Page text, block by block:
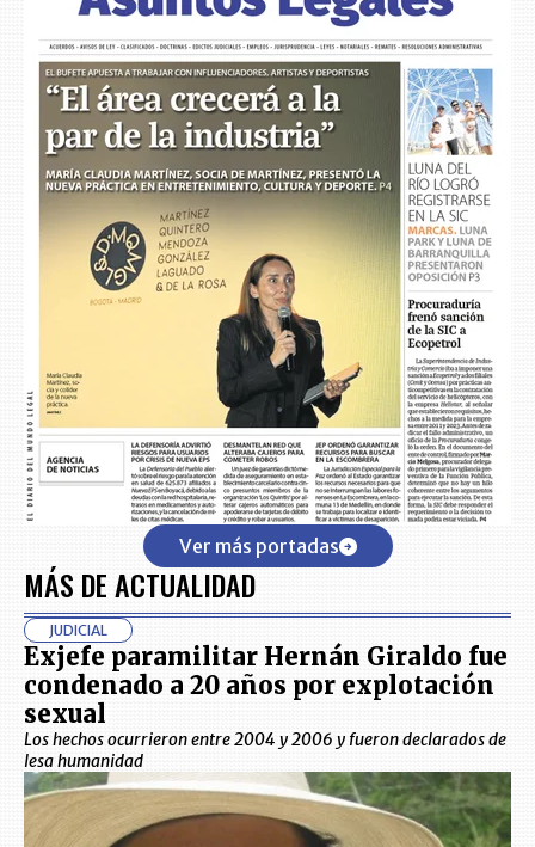
Ver más portadas
MÁS DE ACTUALIDAD
JUDICIAL
Exjefe paramilitar Hernán Giraldo fue
condenado a 20 años por explotación
sexual
Los hechos ocurrieron entre 2004 y 2006 y fueron declarados de
lesa humanidad